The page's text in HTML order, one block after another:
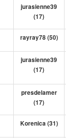
jurasienne39
(17)
rayray78 (50)
jurasienne39
(17)
presdelamer
(17)
Korenica (31)